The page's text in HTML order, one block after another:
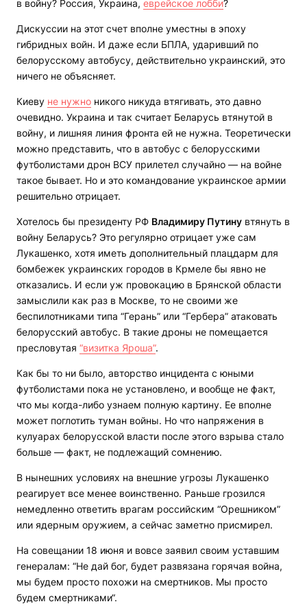
в войну? Россия, Украина, еврейское лобби?
Дискуссии на этот счет вполне уместны в эпоху
гибридных войн. И даже если БПЛА, ударивший по
белорусскому автобусу, действительно украинский, это
ничего не объясняет.
Киеву не нужно никого никуда втягивать, это давно
очевидно. Украина и так считает Беларусь втянутой в
войну, и лишняя линия фронта ей не нужна. Теоретически
можно представить, что в автобус с белорусскими
футболистами дрон ВСУ прилетел случайно — на войне
такое бывает. Но и это командование украинское армии
решительно отрицает.
Хотелось бы президенту РФ Владимиру Путину втянуть в
войну Беларусь? Это регулярно отрицает уже сам
Лукашенко, хотя иметь дополнительный плацдарм для
бомбежек украинских городов в Крмеле бы явно не
отказались. И если уж провокацию в Брянской области
замыслили как раз в Москве, то не своими же
беспилотниками типа “Герань” или “Гербера” атаковать
белорусский автобус. В такие дроны не помещается
пресловутая “визитка Яроша”.
Как бы то ни было, авторство инцидента с юными
футболистами пока не установлено, и вообще не факт,
что мы когда-либо узнаем полную картину. Ее вполне
может поглотить туман войны. Но что напряжения в
кулуарах белорусской власти после этого взрыва стало
больше — факт, не подлежащий сомнению.
В нынешних условиях на внешние угрозы Лукашенко
реагирует все менее воинственно. Раньше грозился
немедленно ответить врагам российским “Орешником”
или ядерным оружием, а сейчас заметно присмирел.
На совещании 18 июня и вовсе заявил своим уставшим
генералам: “Не дай бог, будет развязана горячая война,
мы будем просто похожи на смертников. Мы просто
будем смертниками“.